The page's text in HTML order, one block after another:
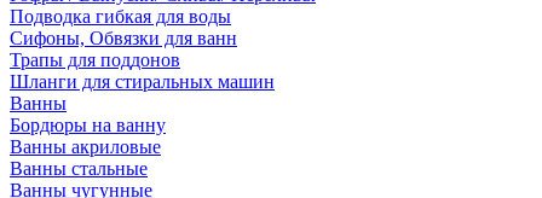
Подводка гибкая для воды
Сифоны, Обвязки для ванн
Трапы для поддонов
Шланги для стиральных машин
Ванны
Бордюры на ванну
Ванны акриловые
Ванны стальные
Ванны чугунные